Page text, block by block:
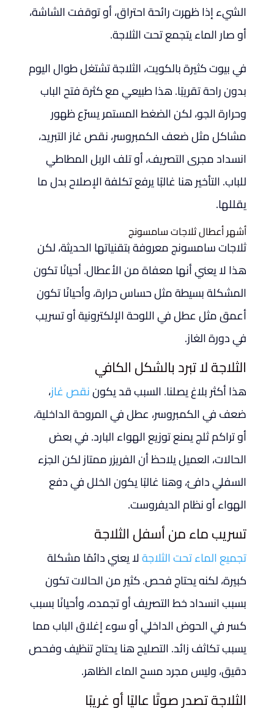
الشيء إذا ظهرت رائحة احتراق، أو توقفت الشاشة،
أو صار الماء يتجمع تحت الثلاجة.
في بيوت كثيرة بالكويت، الثلاجة تشتغل طوال اليوم
بدون راحة تقريبًا. هذا طبيعي مع كثرة فتح الباب
وحرارة الجو، لكن الضغط المستمر يسرّع ظهور
مشاكل مثل ضعف الكمبروسر، نقص غاز التبريد،
انسداد مجرى التصريف، أو تلف الربل المطاطي
للباب. التأخير هنا غالبًا يرفع تكلفة الإصلاح بدل ما
يقللها.
أشهر أعطال ثلاجات سامسونج
ثلاجات سامسونج معروفة بتقنياتها الحديثة، لكن
هذا لا يعني أنها معفاة من الأعطال. أحيانًا تكون
المشكلة بسيطة مثل حساس حرارة، وأحيانًا تكون
أعمق مثل عطل في اللوحة الإلكترونية أو تسريب
في دورة الغاز.
الثلاجة لا تبرد بالشكل الكافي
هذا أكثر بلاغ يصلنا. السبب قد يكوننقص غاز،
ضعف في الكمبروسر، عطل في المروحة الداخلية،
أو تراكم ثلج يمنع توزيع الهواء البارد. في بعض
الحالات، العميل يلاحظ أن الفريزر ممتاز لكن الجزء
السفلي دافئ، وهنا غالبًا يكون الخلل في دفع
الهواء أو نظام الديفروست.
تسريب ماء من أسفل الثلاجة
تجميع الماء تحت الثلاجةلا يعني دائمًا مشكلة
كبيرة، لكنه يحتاج فحص. كثير من الحالات تكون
بسبب انسداد خط التصريف أو تجمده، وأحيانًا بسبب
كسر في الحوض الداخلي أو سوء إغلاق الباب مما
يسبب تكاثف زائد. التصليح هنا يحتاج تنظيف وفحص
دقيق، وليس مجرد مسح الماء الظاهر.
الثلاجة تصدر صوتًا عاليًا أو غريبًا